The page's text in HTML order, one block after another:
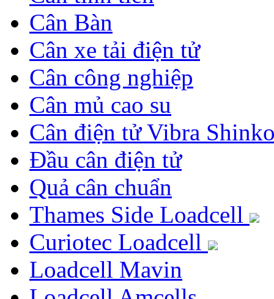
Cân Bàn
Cân xe tải điện tử
Cân công nghiệp
Cân mủ cao su
Cân điện tử Vibra
Đầu cân điện tử
Quả cân chuẩn
Thames Side Loadcell
Curiotec Loadcell
Loadcell Mavin